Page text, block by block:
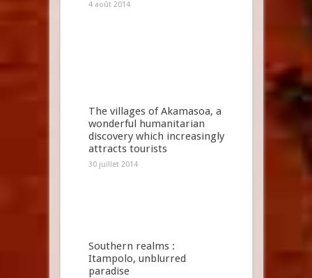
4 août 2014
The villages of Akamasoa, a
wonderful humanitarian
discovery which increasingly
attracts tourists
30 juillet 2014
Southern realms :
Itampolo, unblurred
paradise